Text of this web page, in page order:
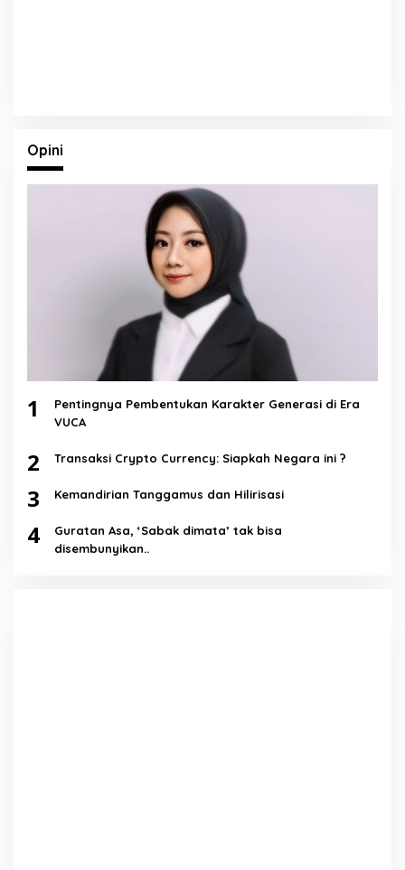
Opini
1
Pentingnya Pembentukan Karakter Generasi di Era
VUCA
2 Transaksi Crypto Currency: Siapkah Negara ini ?
3 Kemandirian Tanggamus dan Hilirisasi
4
Guratan Asa, ‘Sabak dimata’ tak bisa
disembunyikan..